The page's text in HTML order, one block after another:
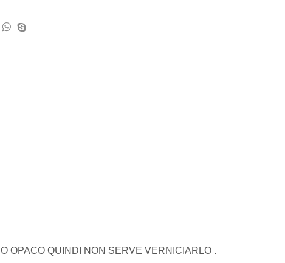
OPACO QUINDI NON SERVE VERNICIARLO .